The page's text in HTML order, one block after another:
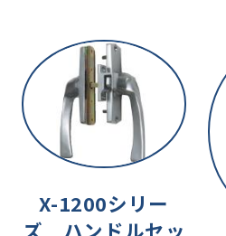
X-1200シリー
ズ ハンドルセッ